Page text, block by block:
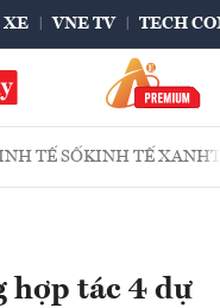
XE VNE TV TECH
TẾ SỐKINH TẾ XANH
hợp tác 4 dự